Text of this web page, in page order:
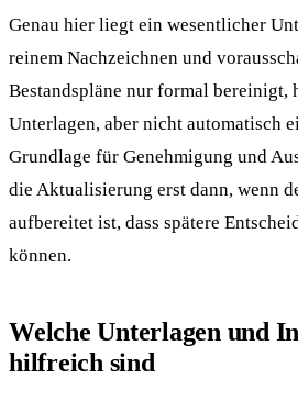
Genau hier liegt ein wesentlicher
reinem Nachzeichnen und
Bestandspläne nur formal bereinigt,
Unterlagen, aber nicht automatisch
Grundlage für Genehmigung und
die Aktualisierung erst dann, wenn
aufbereitet ist, dass spätere
können.
Welche Unterlagen und
hilfreich sind